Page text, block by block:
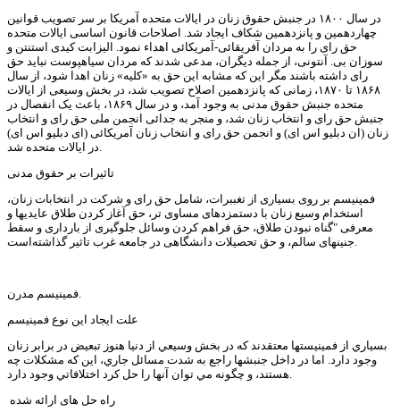
در سال ۱۸۰۰ در جنبش حقوق زنان در ایالات متحده آمریکا بر سر تصویب قوانین
چهاردهمین و پانزدهمین شکاف ایجاد شد. اصلاحات قانون اساسی ایالات متحده
حق رای را به مردان آفریقائی-آمریکائی اهداء نمود. الیزابت کیدی استنتن و
سوزان بی. آنتونی، از جمله دیگران، مدعی شدند که مردان سیاهپوست نباید حق
رای داشته باشند مگر این که مشابه این حق به «کلیه» زنان اهدا شود، از سال
۱۸۶۸ تا ۱۸۷۰، زمانی که پانزدهمین اصلاح تصویب شد، در بخش وسیعی از ایالات
متحده جنبش حقوق مدنی به وجود آمد، و در سال ۱۸۶۹، باعث یک انفصال در
جنبش حق رای و انتخاب زنان شد، و منجر به جدائی انجمن ملی حق رای و انتخاب
زنان (ان دبلیو اس ای) و انجمن حق رای و انتخاب زنان آمریکائی (ای دبلیو اس ای)
تاثیرات بر حقوق مدنی
فمینیسم بر روی بسیاری از تغببرات، شامل حق رای و شرکت در انتخابات زنان،
استخدام وسیع زنان با دستمزدهای مساوی تر، حق آغاز کردن طلاق عایدیها و
معرفی "گناه نبودن طلاق، حق فراهم کردن وسائل جلوگیری از بارداری و سقط
علت ایجاد این نوع فمینیسم
بسياري از فمينيستها معتقدند كه در بخش وسيعي از دنيا هنوز تبعيض در برابر زنان
وجود دارد. اما در داخل جنبشها راجع به شدت مسائل جاري، اين كه مشكلات چه
راه حل های ارائه شده